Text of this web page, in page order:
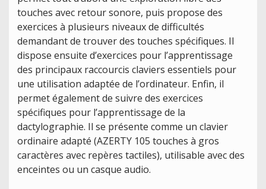
touches avec retour sonore, puis propose des
exercices à plusieurs niveaux de difficultés
demandant de trouver des touches spécifiques. Il
dispose ensuite d’exercices pour l’apprentissage
des principaux raccourcis claviers essentiels pour
une utilisation adaptée de l’ordinateur. Enfin, il
permet également de suivre des exercices
spécifiques pour l’apprentissage de la
dactylographie. Il se présente comme un clavier
ordinaire adapté (AZERTY 105 touches à gros
caractères avec repères tactiles), utilisable avec des
enceintes ou un casque audio.